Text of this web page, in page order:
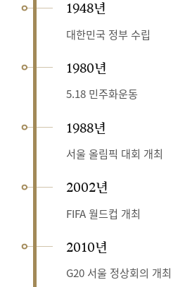
1948년
대한민국 정부 수립
1980년
5.18 민주화운동
1988년
서울 올림픽 대회 개최
2002년
FIFA 월드컵 개최
2010년
G20 서울 정상회의 개최